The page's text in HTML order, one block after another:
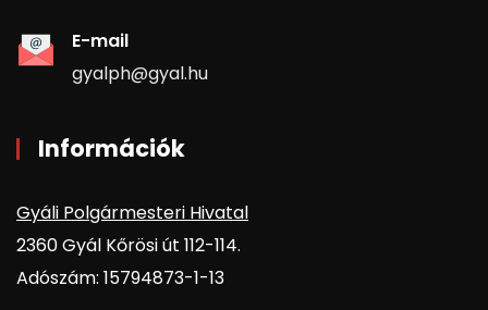
E-mail
gyalph@gyal.hu
Információk
Gyáli Polgármesteri Hivatal
2360 Gyál Kőrösi út 112-114.
Adószám: 15794873-1-13